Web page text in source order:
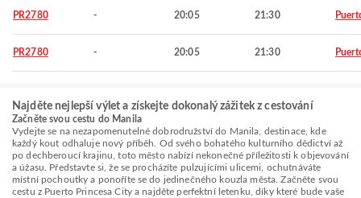
PR2780 - 20:05 21:30
PR2780 - 20:05 21:30
Najděte nejlepší výlet a získejte dokonalý zážitek z cestování
Začněte svou cestu do Manila
Vydejte se na nezapomenutelné dobrodružství do Manila, destinace, kde
každý kout odhaluje nový příběh. Od svého bohatého kulturního dědictví až
po dechberoucí krajinu, toto město nabízí nekonečné příležitosti k objevování
a úžasu. Představte si, že se procházíte pulzujícími ulicemi, ochutnáváte
místní pochoutky a ponoříte se do jedinečného kouzla města. Začněte svou
cestu z Puerto Princesa City a najděte perfektní letenku, díky které bude vaše